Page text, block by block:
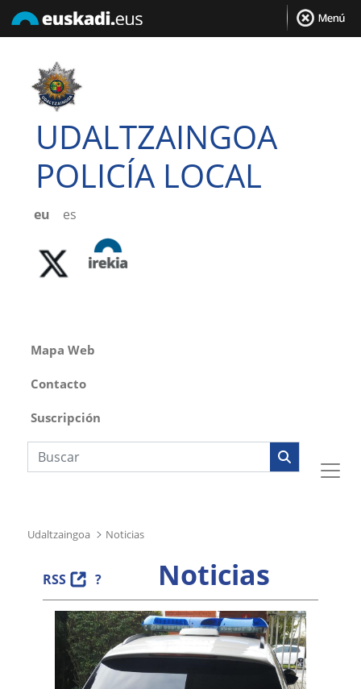
UDALTZAINGOA
POLICÍA LOCAL
eu es
Mapa Web
Contacto
Suscripción
Búsqueda web
Udaltzaingoa Noticias
RSS ? Noticias